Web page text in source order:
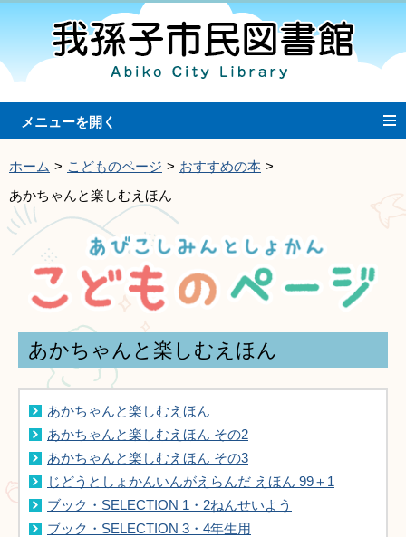
ホーム こどものページ
おすすめの本
あかちゃんと楽しむえほん
あかちゃんと楽しむえほん
あかちゃんと楽しむえほん
あかちゃんと楽しむえほん その2
あかちゃんと楽しむえほん その3
じどうとしょかんいんがえらんだ えほん 99＋1
ブック・SELECTION 1・2ねんせいよう
ブック・SELECTION 3・4年生用